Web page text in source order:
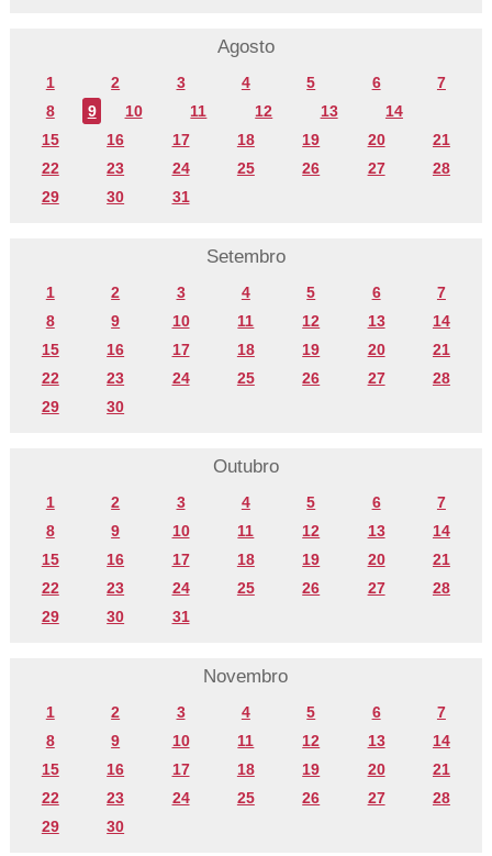
Agosto
1 2 3 4 5 6
7
8
9 10 11 12 13
14
15
16 17 18 19 20
21
22
23 24 25 26 27
28
29
30 31
Setembro
1 2 3 4 5 6
7
8
9 10 11 12 13
14
15
16 17 18 19 20
21
22
23 24 25 26 27
28
29
30
Outubro
1 2 3 4 5 6
7
8
9 10 11 12 13
14
15
16 17 18 19 20
21
22
23 24 25 26 27
28
29
30 31
Novembro
1 2 3 4 5 6
7
8
9 10 11 12 13
14
15
16 17 18 19 20
21
22
23 24 25 26 27
28
29
30